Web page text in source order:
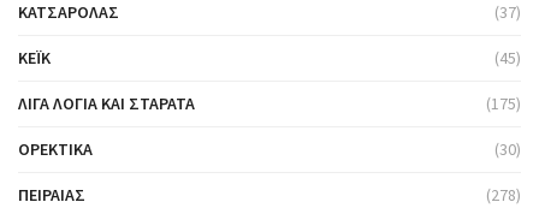
ΚΑΤΣΑΡΌΛΑΣ (37)
ΚΈΙΚ (45)
ΛΊΓΑ ΛΌΓΙΑ ΚΑΙ ΣΤΑΡΆΤΑ (175)
ΟΡΕΚΤΙΚΆ (30)
ΠΕΙΡΑΙΆΣ (278)